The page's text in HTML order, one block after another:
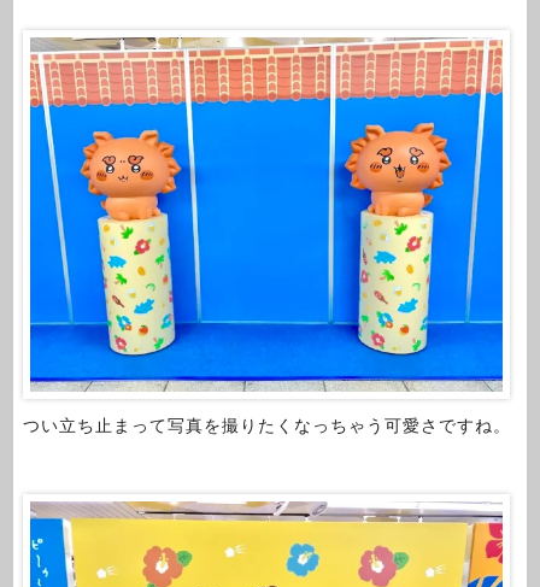
つい立ち止まって写真を撮りたくなっちゃう可愛さですね。